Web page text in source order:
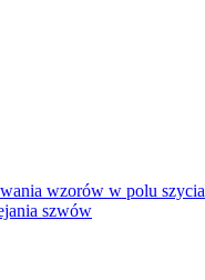
wzorów w polu szycia
szwów